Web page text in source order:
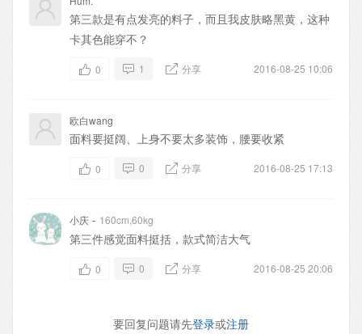
第三款是有点发亮的料子，而且我皮肤略黑黄，这种
卡其色能穿不？
2016-08-25 10:06
0 1 分享
欧白wang
面料要挺阔、上身不要太多装饰，腰要收紧
2016-08-25 17:13
0 0 分享
小庆 - 160cm,60kg
第三件感觉面料挺括，款式简洁大气
2016-08-25 20:06
0 0 分享
要回复问题请先登录或注册